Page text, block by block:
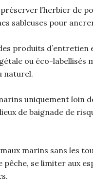
l’herbier de
sableuses pour
produits d’entretien
ou éco-labellisés
naturel.
uniquement loin
de baignade de
marins sans les
pêche, se limiter aux